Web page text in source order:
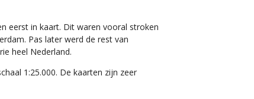
eerst in kaart. Dit waren vooral stroken
Pas later werd de rest van
heel Nederland.
1:25.000. De kaarten zijn zeer